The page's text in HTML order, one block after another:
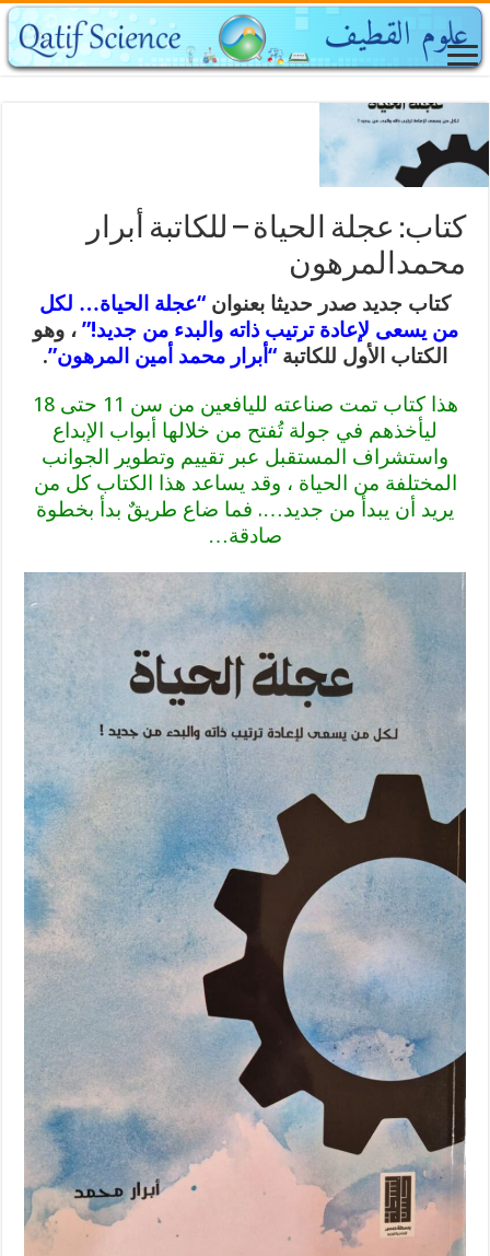
كتاب: عجلة الحياة – للكاتبة أبرار
محمدالمرهون
كتاب جديد صدر حديثا بعنوان “عجلة الحياة… لكل
من يسعى لإعادة ترتيب ذاته والبدء من جديد!” ، وهو
الكتاب الأول للكاتبة “أبرار محمد أمين المرهون”.
هذا كتاب تمت صناعته لليافعين من سن 11 حتى 18
ليأخذهم في جولة تُفتح من خلالها أبواب الإبداع
واستشراف المستقبل عبر تقييم وتطوير الجوانب
المختلفة من الحياة ، وقد يساعد هذا الكتاب كل من
يريد أن يبدأ من جديد…. فما ضاع طريقٌ بدأ بخطوة
صادقة…